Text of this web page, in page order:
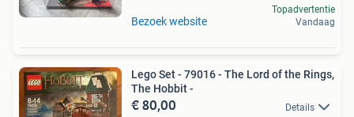
Bezoek website
Topadvertentie
Vandaag
Lego Set - 79016 - The Lord of the Rings,
The Hobbit -
€ 80,00 Details